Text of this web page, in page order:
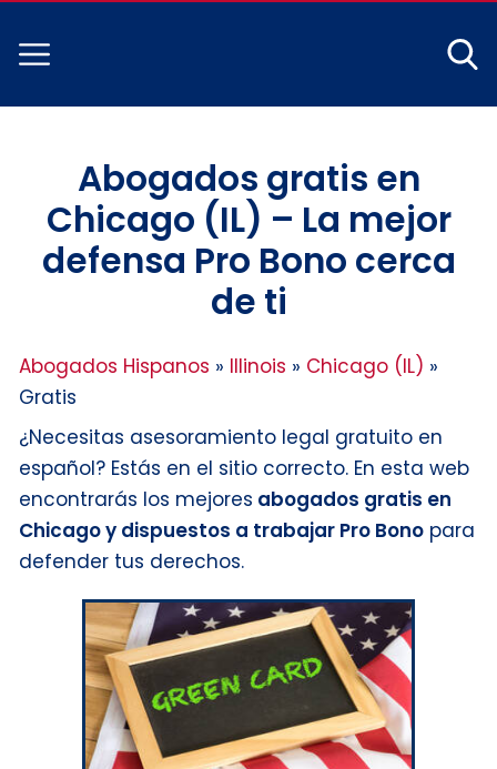
Abogados gratis en
Chicago (IL) – La mejor
defensa Pro Bono cerca
de ti
Abogados Hispanos » Illinois » Chicago (IL) »
Gratis
¿Necesitas asesoramiento legal gratuito en
español? Estás en el sitio correcto. En esta web
encontrarás los mejores abogados gratis en
Chicago y dispuestos a trabajar Pro Bono para
defender tus derechos.